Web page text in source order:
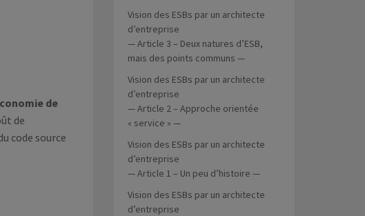
de
de
code source
Vision des ESBs par un architecte
d’entreprise
— Article 3 – Deux natures d’ESB,
mais des points communs —
Vision des ESBs par un architecte
d’entreprise
— Article 2 – Approche orientée
« service » —
Vision des ESBs par un architecte
d’entreprise
— Article 1 – Un peu d’histoire —
Vision des ESBs par un architecte
d’entreprise